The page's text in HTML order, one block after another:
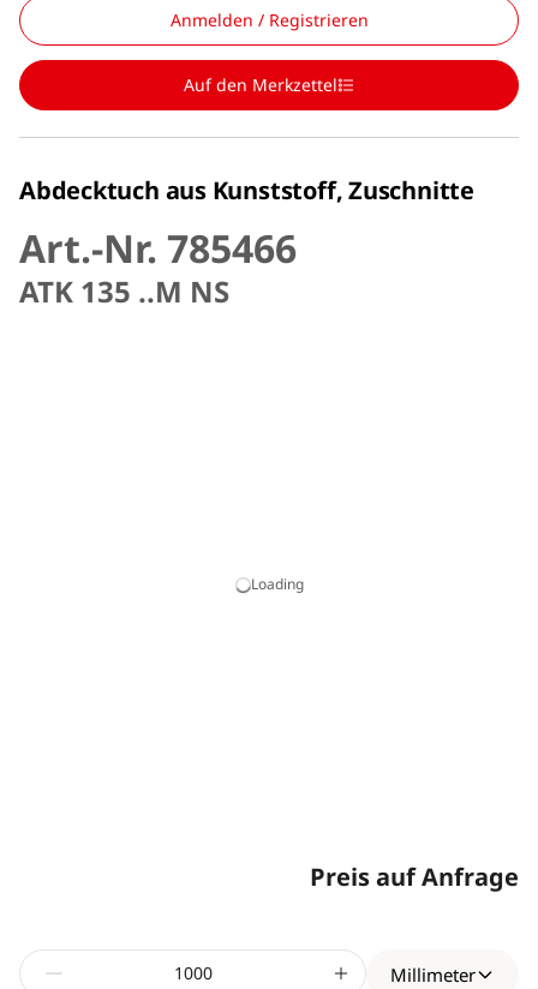
Anmelden / Registrieren
Auf den Merkzettel
Abdecktuch aus Kunststoff, Zuschnitte
Art.-Nr. 785466
ATK 135 ..M NS
Loading
Preis auf Anfrage
Millimeter